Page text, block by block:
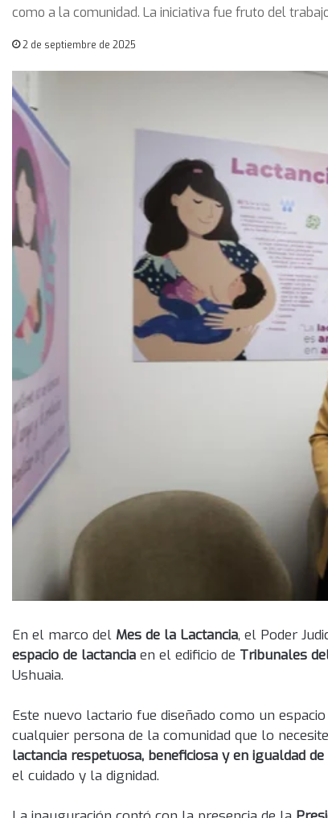
como a la comunidad. La iniciativa fue fruto del
2 de septiembre de 2025
En el marco del Mes de la Lactancia, el Poder
espacio de lactancia en el edificio de Tribunales
Ushuaia.
Este nuevo lactario fue diseñado como un espacio
cualquier persona de la comunidad que lo
lactancia respetuosa, beneficiosa y en igualdad de
el cuidado y la dignidad.